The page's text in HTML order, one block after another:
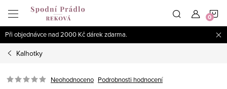
obsah
Při objednávce nad 2000 Kč dárek zdarma.
Kalhotky
Neohodnoceno Podrobnosti hodnocení